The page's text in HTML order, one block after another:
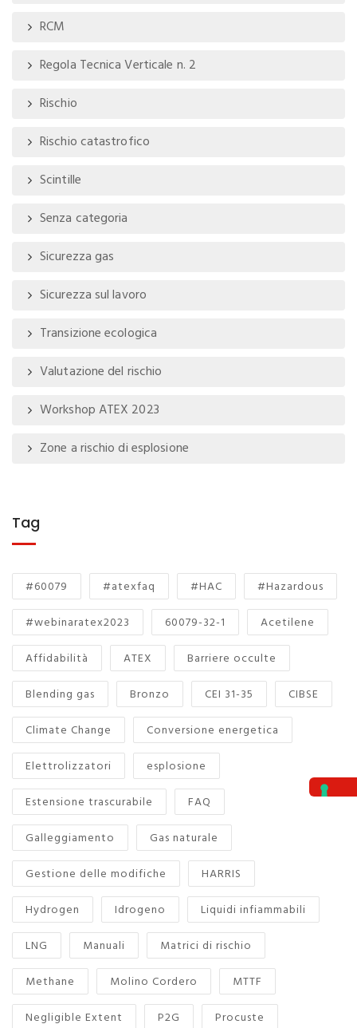
RCM
Regola Tecnica Verticale n. 2
Rischio
Rischio catastrofico
Scintille
Senza categoria
Sicurezza gas
Sicurezza sul lavoro
Transizione ecologica
Valutazione del rischio
Workshop ATEX 2023
Zone a rischio di esplosione
Tag
#60079 #atexfaq #HAC
#Hazardous
#webinaratex2023
60079-32-1
Acetilene
Affidabilità
ATEX
Barriere occulte
Blending gas
Bronzo CEI 31-35
CIBSE
Climate Change
Conversione energetica
Elettrolizzatori
esplosione
Estensione trascurabile
FAQ
Galleggiamento
Gas naturale
Gestione delle modifiche
HARRIS
Hydrogen
Idrogeno
Liquidi infiammabili
LNG
Manuali
Matrici di rischio
Methane
Molino Cordero
MTTF
Negligible Extent
P2G
Procuste